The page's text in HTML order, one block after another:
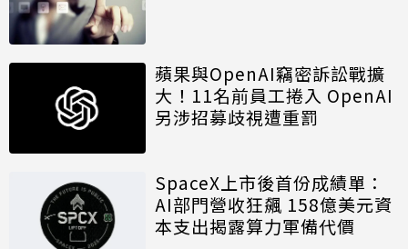
蘋果與OpenAI竊密訴訟戰擴
大！11名前員工捲入 OpenAI
另涉招募歧視遭重罰
SpaceX上市後首份成績單：
AI部門營收狂飆 158億美元資
本支出揭露算力軍備代價